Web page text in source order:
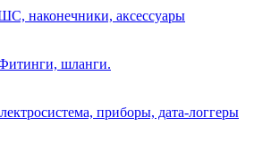
наконечники, аксессуары
шланги.
приборы, дата-логгеры